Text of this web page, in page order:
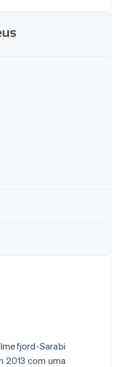
Sarabi
2013 com uma